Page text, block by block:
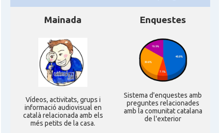
Mainada
Ví­deos, activitats, grups i
informació audiovisual en
català relacionada amb els
més petits de la casa.
Enquestes
Sistema d'enquestes amb
preguntes relacionades
amb la comunitat catalana
de l'exterior